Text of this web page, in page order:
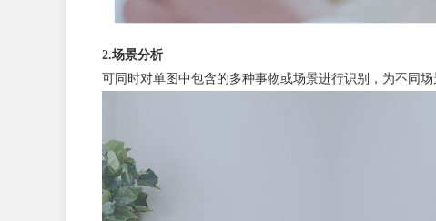
2.场景分析
可同时对单图中包含的多种事物或场景进行识别，为不同